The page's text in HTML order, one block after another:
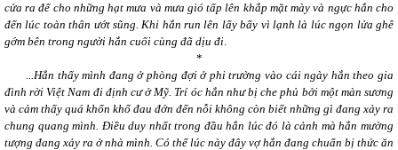
cửa ra để cho những hạt mưa và mưa gió tấp lên khắp mặt mày và ngực hắn cho
đến lúc toàn thân ướt sũng. Khi hắn run lên lẩy bẩy vì lạnh là lúc ngọn lửa ghê
gớm bên trong người hắn cuối cùng đã dịu đi.
*
...Hắn thấy mình đang ở phòng đợi ở phi trường vào cái ngày hắn theo gia
đình rời Việt Nam đi định cư ở Mỹ. Trí óc hắn như bị che phủ bởi một màn sương
và cảm thấy quá khốn khổ đau đớn đến nỗi không còn biết những gì đang xảy ra
chung quang mình. Điều duy nhất trong đầu hắn lúc đó là cảnh mà hắn mường
tượng đang xảy ra ở nhà mình. Có thể lúc này đây vợ hắn đang chuẩn bị thức ăn